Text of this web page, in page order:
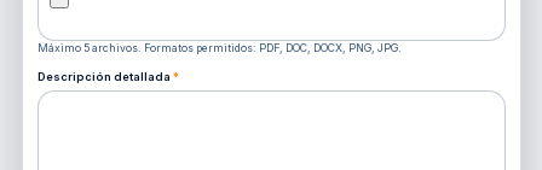
Máximo 5 archivos. Formatos permitidos: PDF, DOC, DOCX, PNG, JPG.
Descripción detallada *